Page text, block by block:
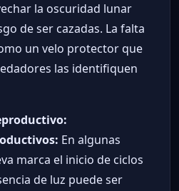
la oscuridad lunar
de ser cazadas. La falta
un velo protector que
las identifiquen
En algunas
marca el inicio de ciclos
de luz puede ser